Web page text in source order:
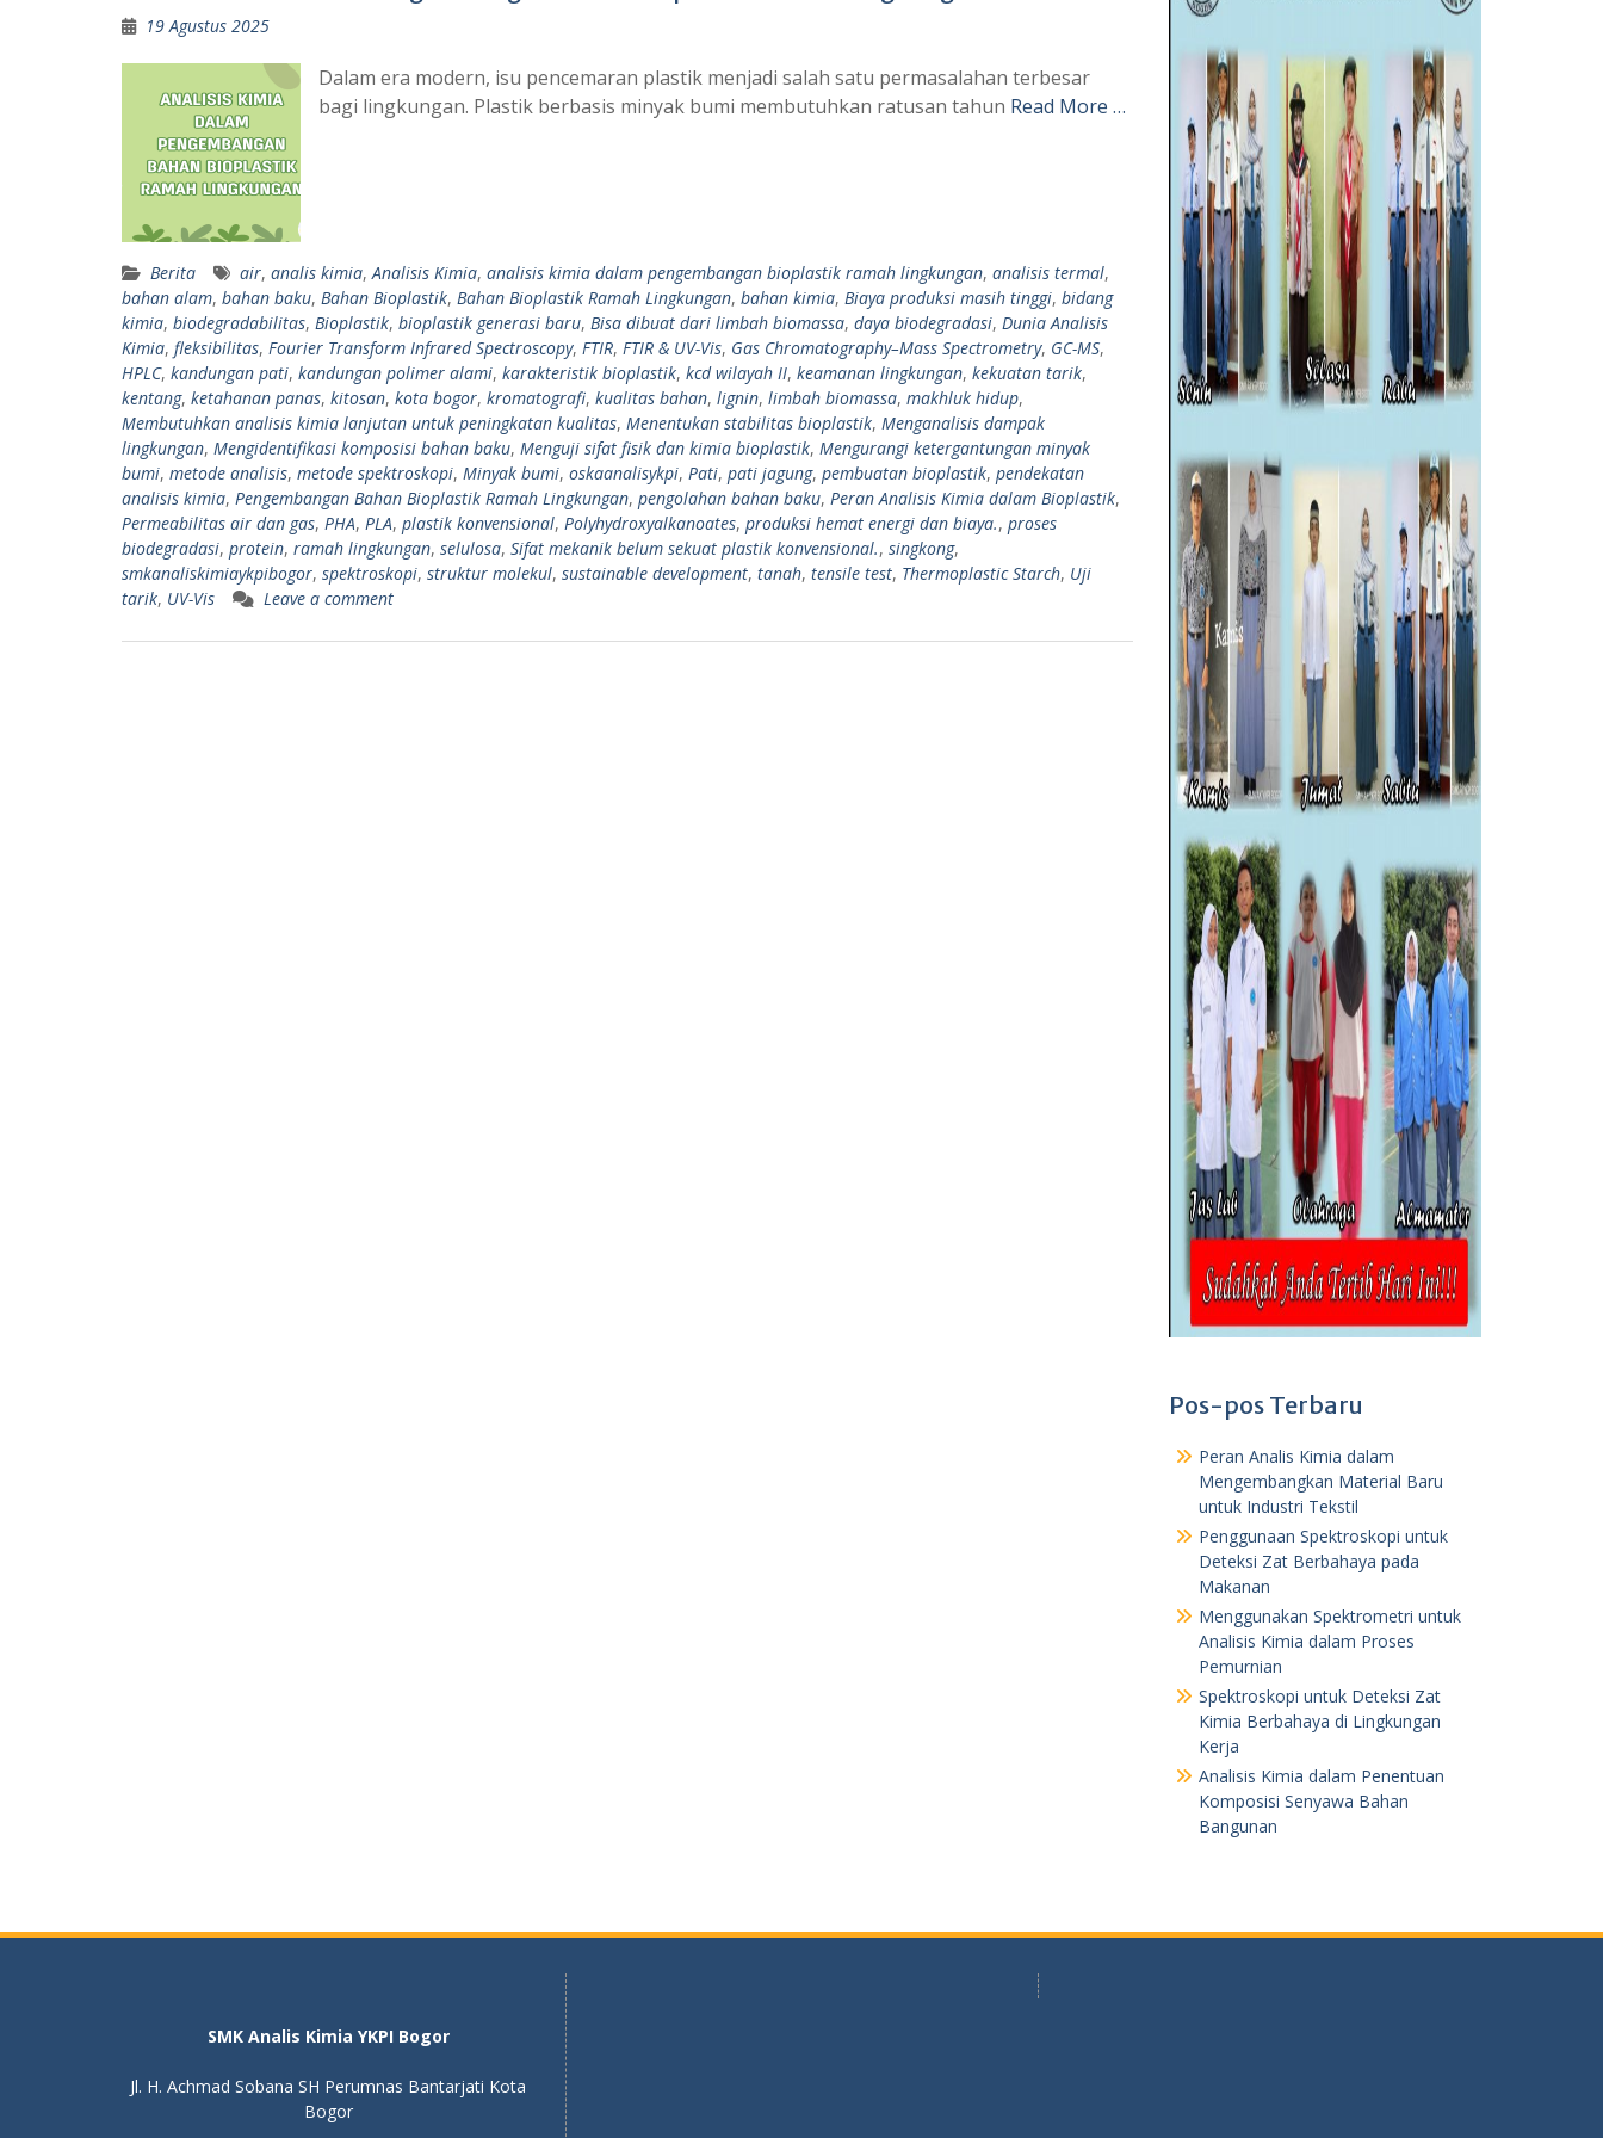
19 Agustus 2025
Dalam era modern, isu pencemaran plastik menjadi salah satu permasalahan terbesar
bagi lingkungan. Plastik berbasis minyak bumi membutuhkan ratusan tahun Read More …
Berita air, analis kimia, Analisis Kimia, analisis kimia dalam pengembangan bioplastik ramah lingkungan, analisis termal,
bahan alam, bahan baku, Bahan Bioplastik, Bahan Bioplastik Ramah Lingkungan, bahan kimia, Biaya produksi masih tinggi, bidang
kimia, biodegradabilitas, Bioplastik, bioplastik generasi baru, Bisa dibuat dari limbah biomassa, daya biodegradasi, Dunia Analisis
Kimia, fleksibilitas, Fourier Transform Infrared Spectroscopy, FTIR, FTIR & UV-Vis, Gas Chromatography–Mass Spectrometry, GC-MS,
HPLC, kandungan pati, kandungan polimer alami, karakteristik bioplastik, kcd wilayah II, keamanan lingkungan, kekuatan tarik,
kentang, ketahanan panas, kitosan, kota bogor, kromatografi, kualitas bahan, lignin, limbah biomassa, makhluk hidup,
Membutuhkan analisis kimia lanjutan untuk peningkatan kualitas, Menentukan stabilitas bioplastik, Menganalisis dampak
lingkungan, Mengidentifikasi komposisi bahan baku, Menguji sifat fisik dan kimia bioplastik, Mengurangi ketergantungan minyak
bumi, metode analisis, metode spektroskopi, Minyak bumi, oskaanalisykpi, Pati, pati jagung, pembuatan bioplastik, pendekatan
analisis kimia, Pengembangan Bahan Bioplastik Ramah Lingkungan, pengolahan bahan baku, Peran Analisis Kimia dalam Bioplastik,
Permeabilitas air dan gas, PHA, PLA, plastik konvensional, Polyhydroxyalkanoates, produksi hemat energi dan biaya., proses
biodegradasi, protein, ramah lingkungan, selulosa, Sifat mekanik belum sekuat plastik konvensional., singkong,
smkanaliskimiaykpibogor, spektroskopi, struktur molekul, sustainable development, tanah, tensile test, Thermoplastic Starch, Uji
tarik, UV-Vis Leave a comment
Pos-pos Terbaru
Peran Analis Kimia dalam
Mengembangkan Material Baru
untuk Industri Tekstil
Penggunaan Spektroskopi untuk
Deteksi Zat Berbahaya pada
Makanan
Menggunakan Spektrometri untuk
Analisis Kimia dalam Proses
Pemurnian
Spektroskopi untuk Deteksi Zat
Kimia Berbahaya di Lingkungan
Kerja
Analisis Kimia dalam Penentuan
Komposisi Senyawa Bahan
Bangunan
SMK Analis Kimia YKPI Bogor
Jl. H. Achmad Sobana SH Perumnas Bantarjati Kota
Bogor